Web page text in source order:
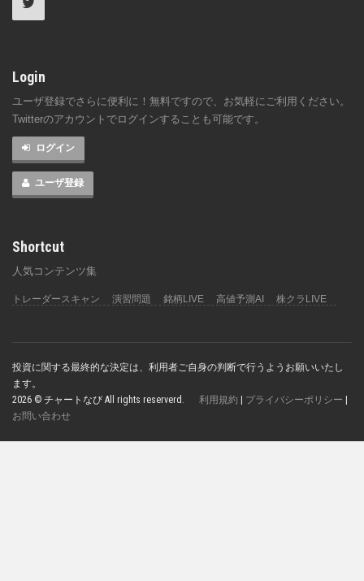
Login
ユーザ登録でさらに便利に！無料ですので、お気軽にご利用ください。
Twitterのアカウントでログインすることも可能です。
ログイン
ユーザ登録
Shortcut
人気コンテンツ集
トレーダースキャン 演習問題 銘柄LIVE 高値予測AI 株クラLIVE
投資に関する最終的な決定は、利用者ご自身の判断で行うようお願いいたし
ます。
2026 © チャートなび All rights reserverd. 利用規約 | プライバシーポリシー |
お問い合わせ